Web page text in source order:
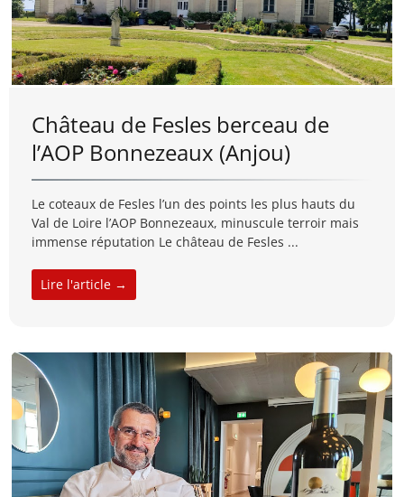
Château de Fesles berceau de
l’AOP Bonnezeaux (Anjou)
Le coteaux de Fesles l’un des points les plus hauts du
Val de Loire l’AOP Bonnezeaux, minuscule terroir mais
immense réputation Le château de Fesles ...
Lire l'article →